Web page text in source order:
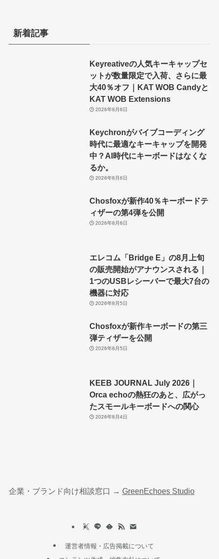
新着記事
Keyreativeの人気キーキャップセ
ットが数量限定で入荷、さらに最
大40％オフ｜KAT WOB Candyと
KAT WOB Extensions
2026年8月6日
Keychronがバイブコーディング
時代に最適なキーキャップを開発
中？AI時代にキーボードはなくな
るか。
2026年8月6日
Chosfoxが新作40％キーボードテ
ィザーの第4弾を公開
2026年8月6日
エレコム「Bridge E」の8月上旬
の販売開始がアナウンスされる｜
1つのUSBレシーバーで最大7台の
機器に対応
2026年8月5日
Chosfoxが新作キーボードの第三
弾ティザーを公開
2026年8月5日
KEEB JOURNAL July 2026｜
Orca echoの熱狂のあと、広がっ
たスモールキーボードへの関心
2026年8月4日
企業・ブランド向け相談窓口 → GreenEchoes Studio
運営者情報・広告掲載について